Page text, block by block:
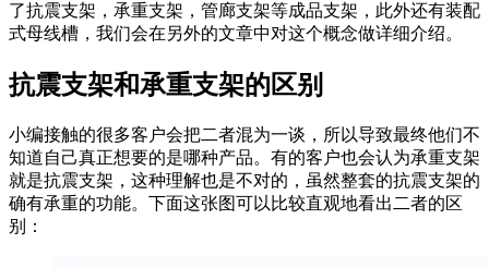
了抗震支架，承重支架，管廊支架等成品支架，此外还有装配
式母线槽，我们会在另外的文章中对这个概念做详细介绍。
抗震支架和承重支架的区别
小编接触的很多客户会把二者混为一谈，所以导致最终他们不
知道自己真正想要的是哪种产品。有的客户也会认为承重支架
就是抗震支架，这种理解也是不对的，虽然整套的抗震支架的
确有承重的功能。下面这张图可以比较直观地看出二者的区
别：